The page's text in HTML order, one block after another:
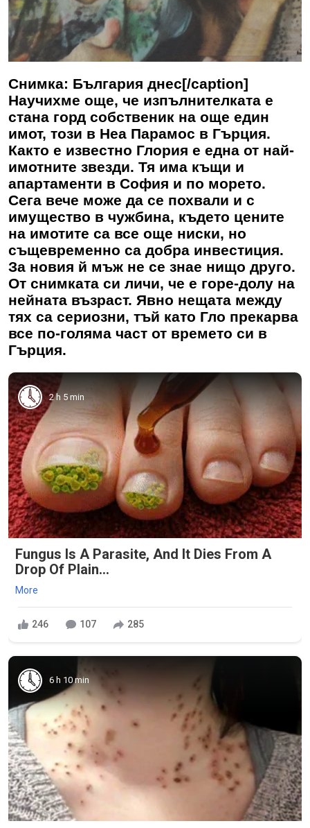
Снимка: България днес[/caption]
Научихме още, че изпълнителката е
стана горд собственик на още един
имот, този в Неа Парамос в Гърция.
Както е известно Глория е една от най-
имотните звезди. Тя има къщи и
апартаменти в София и по морето.
Сега вече може да се похвали и с
имущество в чужбина, където цените
на имотите са все още ниски, но
същевременно са добра инвестиция.
За новия й мъж не се знае нищо друго.
От снимката си личи, че е горе-долу на
нейната възраст. Явно нещата между
тях са сериозни, тъй като Гло прекарва
все по-голяма част от времето си в
Гърция.
2 h 5 min
Fungus Is A Parasite, And It Dies From A
Drop Of Plain...
More
246 107 285
6 h 10 min